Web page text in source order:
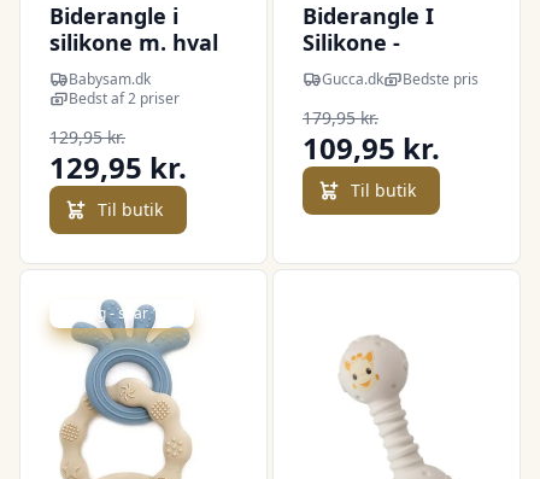
Biderangle i
silikone m. hval
og træ vedhæng.
Grøn
Babysam.dk
Bedst af 2 priser
129,95 kr.
129,95 kr.
Til butik
Biderangle I
Silikone -
Blæksprutte Og
Træ Bideringe -
Grøn - Magni
Gucca.dk Bedste pris
179,95 kr.
109,95 kr.
Til butik
Udsalg - spar 15 %